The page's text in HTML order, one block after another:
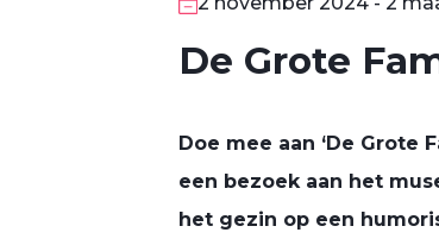
2
De Grote
Doe mee aan ‘De Grote
een bezoek aan het
het gezin op een